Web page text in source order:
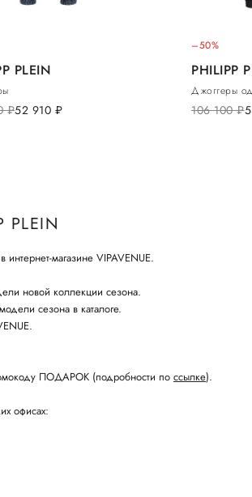
PLEIN
руб.52 910 руб.
–50%
PHILIPP
Джоггеры
106 100руб.
магазине VIPAVENUE.
новой коллекции сезона.
сезона в каталоге.
ПОДАРОК (подробности по ссылке).
офисах: